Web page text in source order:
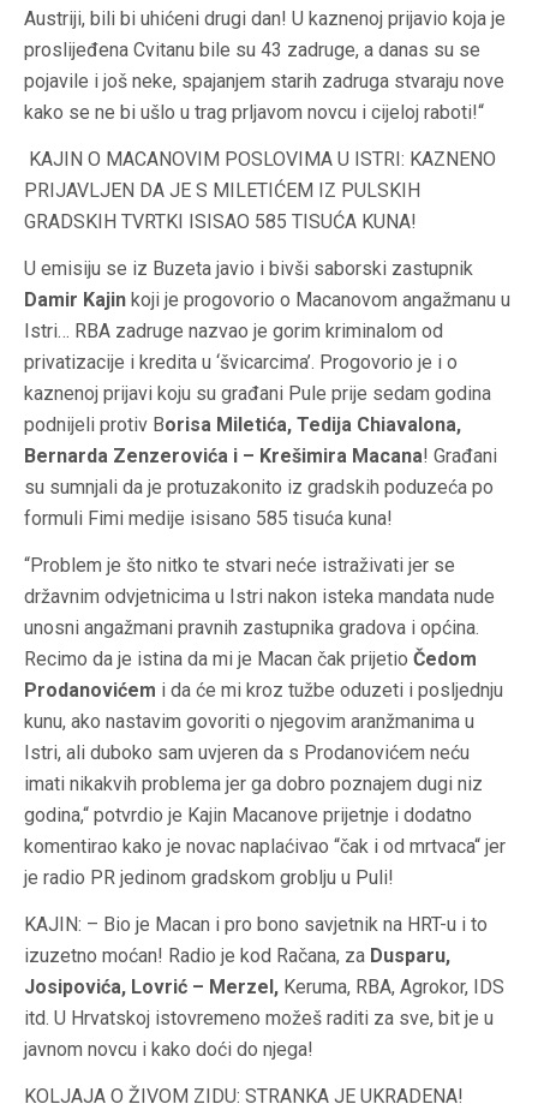
Austriji, bili bi uhićeni drugi dan! U kaznenoj prijavio koja je
proslijeđena Cvitanu bile su 43 zadruge, a danas su se
pojavile i još neke, spajanjem starih zadruga stvaraju nove
kako se ne bi ušlo u trag prljavom novcu i cijeloj raboti!“
KAJIN O MACANOVIM POSLOVIMA U ISTRI: KAZNENO
PRIJAVLJEN DA JE S MILETIĆEM IZ PULSKIH
GRADSKIH TVRTKI ISISAO 585 TISUĆA KUNA!
U emisiju se iz Buzeta javio i bivši saborski zastupnik
Damir Kajin koji je progovorio o Macanovom angažmanu u
Istri… RBA zadruge nazvao je gorim kriminalom od
privatizacije i kredita u ‘švicarcima’. Progovorio je i o
kaznenoj prijavi koju su građani Pule prije sedam godina
podnijeli protiv Borisa Miletića, Tedija Chiavalona,
Bernarda Zenzerovića i – Krešimira Macana! Građani
su sumnjali da je protuzakonito iz gradskih poduzeća po
formuli Fimi medije isisano 585 tisuća kuna!
“Problem je što nitko te stvari neće istraživati jer se
državnim odvjetnicima u Istri nakon isteka mandata nude
unosni angažmani pravnih zastupnika gradova i općina.
Recimo da je istina da mi je Macan čak prijetio Čedom
Prodanovićem i da će mi kroz tužbe oduzeti i posljednju
kunu, ako nastavim govoriti o njegovim aranžmanima u
Istri, ali duboko sam uvjeren da s Prodanovićem neću
imati nikakvih problema jer ga dobro poznajem dugi niz
godina,“ potvrdio je Kajin Macanove prijetnje i dodatno
komentirao kako je novac naplaćivao “čak i od mrtvaca“ jer
je radio PR jedinom gradskom groblju u Puli!
KAJIN: – Bio je Macan i pro bono savjetnik na HRT-u i to
izuzetno moćan! Radio je kod Račana, za Dusparu,
Josipovića, Lovrić – Merzel, Keruma, RBA, Agrokor, IDS
itd. U Hrvatskoj istovremeno možeš raditi za sve, bit je u
javnom novcu i kako doći do njega!
KOLJAJA O ŽIVOM ZIDU: STRANKA JE UKRADENA!